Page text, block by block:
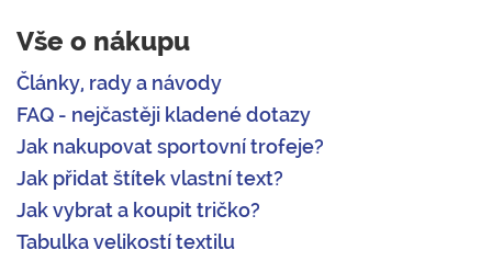
Vše o nákupu
Články, rady a návody
FAQ - nejčastěji kladené dotazy
Jak nakupovat sportovní trofeje?
Jak přidat štítek vlastní text?
Jak vybrat a koupit tričko?
Tabulka velikostí textilu